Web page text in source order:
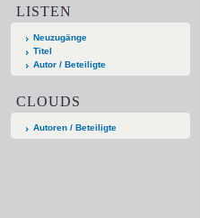
LISTEN
Neuzugänge
Titel
Autor / Beteiligte
CLOUDS
Autoren / Beteiligte